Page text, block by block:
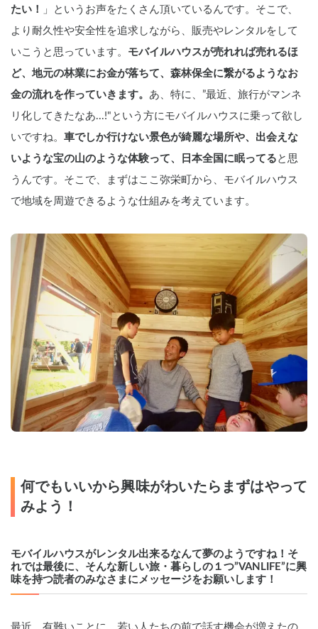
たい！
」というお声をたくさん頂いているんです。そこで、
より耐久性や安全性を追求しながら、販売やレンタルをして
いこうと思っています。 モバイルハウスが売れれば売れるほ
ど、地元の林業にお金が落ちて、森林保全に繋がるようなお
金の流れを作っていきます。 あ、特に、”最近、旅行がマンネ
リ化してきたなあ...!"という方にモバイルハウスに乗って欲し
いですね。 車でしか行けない景色が綺麗な場所や、出会えな
いような宝の山のような体験って、日本全国に眠ってる と思
うんです。そこで、まずはここ弥栄町から、モバイルハウス
で地域を周遊できるような仕組みを考えています。
何でもいいから興味がわいたらまずはやって
みよう！
モバイルハウスがレンタル出来るなんて夢のようですね！そ
れでは最後に、そんな新しい旅・暮らしの１つ”VANLIFE”に興
味を持つ読者のみなさまにメッセージをお願いします！